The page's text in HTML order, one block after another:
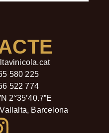
580 225
522 774
2°35’40.7”E
Barcelona